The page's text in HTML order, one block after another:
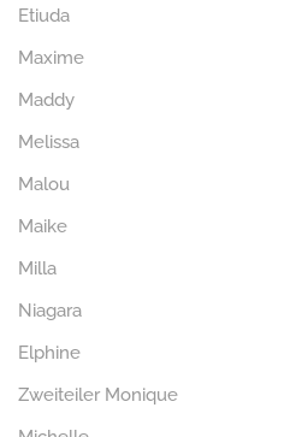
Etiuda
Maxime
Maddy
Melissa
Malou
Maike
Milla
Niagara
Elphine
Zweiteiler Monique